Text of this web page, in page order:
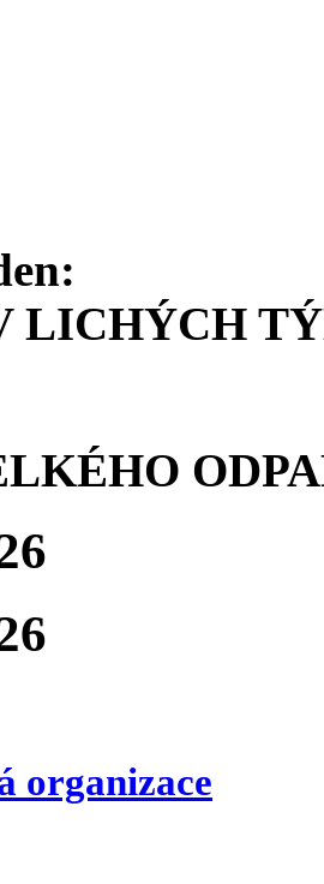
LICHÝCH
organizace